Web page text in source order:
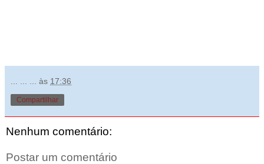
às 17:36
Compartilhar
Nenhum comentário:
Postar um comentário